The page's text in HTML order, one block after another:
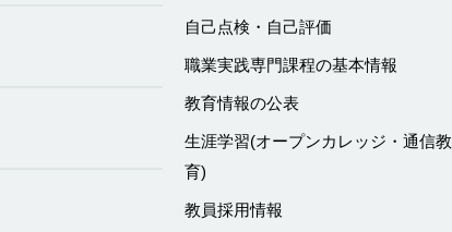
自己点検・自己評価
職業実践専門課程の基本情報
教育情報の公表
生涯学習(オープンカレッジ・通信教
育)
教員採用情報